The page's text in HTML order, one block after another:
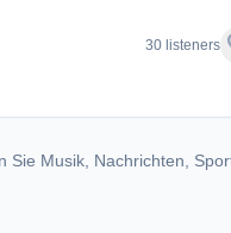
30 listeners
Sie Musik, Nachrichten,